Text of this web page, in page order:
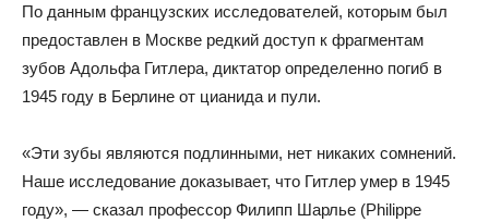
По данным французских исследователей, которым был
предоставлен в Москве редкий доступ к фрагментам
зубов Адольфа Гитлера, диктатор определенно погиб в
1945 году в Берлине от цианида и пули.
«Эти зубы являются подлинными, нет никаких сомнений.
Наше исследование доказывает, что Гитлер умер в 1945
году», — сказал профессор Филипп Шарлье (Philippe